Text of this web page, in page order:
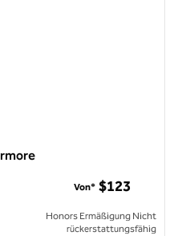
Von* $123
Honors Ermäßigung Nicht
rückerstattungsfähig